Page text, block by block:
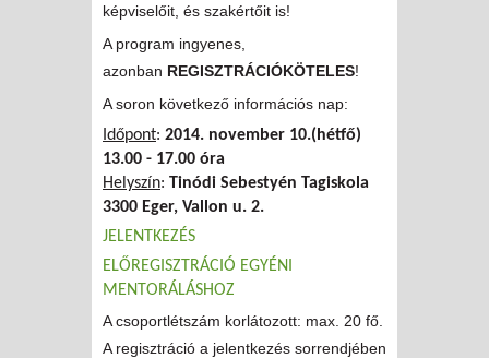
képviselőit, és szakértőit is!
A program ingyenes,
azonban REGISZTRÁCIÓKÖTELES!
A soron következő információs nap:
Időpont: 2014. november 10.(hétfő)
13.00 - 17.00 óra
Helyszín: Tinódi Sebestyén Tagiskola
3300 Eger, Vallon u. 2.
JELENTKEZÉS
ELŐREGISZTRÁCIÓ EGYÉNI
MENTORÁLÁSHOZ
A csoportlétszám korlátozott: max. 20 fő.
A regisztráció a jelentkezés sorrendjében